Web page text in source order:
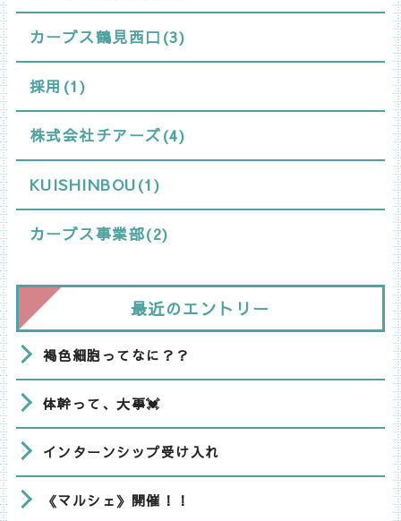
カーブス鶴見西口(3)
採用(1)
株式会社チアーズ(4)
KUISHINBOU(1)
カーブス事業部(2)
最近のエントリー
褐色細胞ってなに？？
体幹って、大事💓
インターンシップ受け入れ
《マルシェ》開催！！